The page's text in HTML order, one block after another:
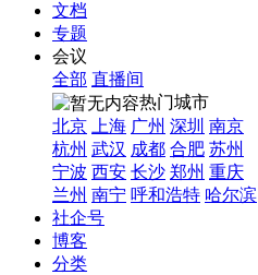
文档
专题
会议
全部 直播间
热门城市
北京
上海 广州 深圳 南京
杭州 武汉 成都 合肥 苏州
宁波 西安 长沙 郑州 重庆
兰州 南宁 呼和浩特 哈尔滨
社企号
博客
分类